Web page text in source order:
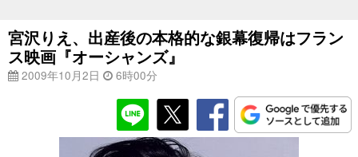
宮沢りえ、出産後の本格的な銀幕復帰はフラン
ス映画『オーシャンズ』
2009年10月2日 6時00分